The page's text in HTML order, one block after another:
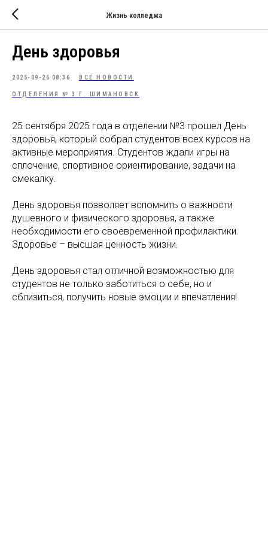
Жизнь колледжа
День здоровья
2025-09-26 08:36 ВСЕ НОВОСТИ
ОТДЕЛЕНИЯ № 3 Г. ШИМАНОВСК
25 сентября 2025 года в отделении №3 прошел День
здоровья, который собрал студентов всех курсов на
активные мероприятия. Студентов ждали игры на
сплочение, спортивное ориентирование, задачи на
смекалку.
День здоровья позволяет вспомнить о важности
душевного и физического здоровья, а также
необходимости его своевременной профилактики.
Здоровье – высшая ценность жизни.
День здоровья стал отличной возможностью для
студентов не только заботиться о себе, но и
сблизиться, получить новые эмоции и впечатления!